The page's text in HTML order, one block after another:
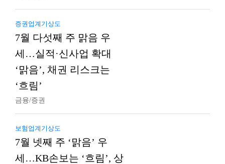
증권업계기상도
7월 다섯째 주 맑음 우
세…실적·신사업 확대
‘맑음’, 채권 리스크는
‘흐림’
금융/증권
보험업계기상도
7월 넷째 주 ‘맑음’ 우
세…KB손보는 ‘흐림’, 상